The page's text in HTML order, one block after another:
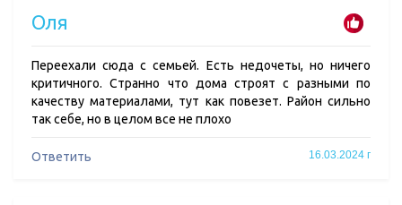
Оля
Переехали сюда с семьей. Есть недочеты, но ничего
критичного. Странно что дома строят с разными по
качеству материалами, тут как повезет. Район сильно
так себе, но в целом все не плохо
Ответить 16.03.2024 г